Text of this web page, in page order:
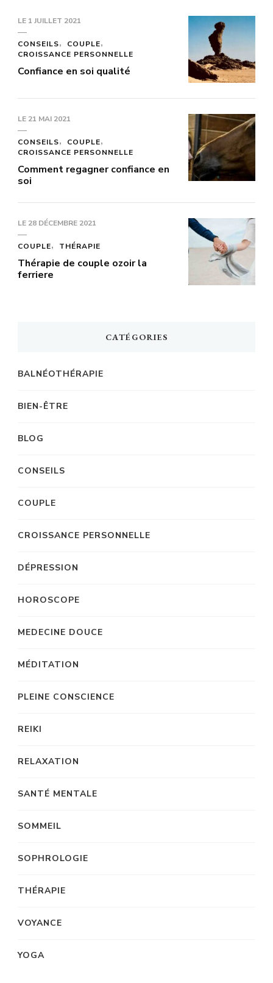
LE 1 JUILLET 2021
CONSEILS
COUPLE
CROISSANCE PERSONNELLE
Confiance en soi qualité
LE 21 MAI 2021
CONSEILS
COUPLE
CROISSANCE PERSONNELLE
Comment regagner confiance en
soi
LE 28 DÉCEMBRE 2021
COUPLE THÉRAPIE
Thérapie de couple ozoir la
ferriere
CATÉGORIES
BALNÉOTHÉRAPIE
BIEN-ÊTRE
BLOG
CONSEILS
COUPLE
CROISSANCE PERSONNELLE
DÉPRESSION
HOROSCOPE
MEDECINE DOUCE
MÉDITATION
PLEINE CONSCIENCE
REIKI
RELAXATION
SANTÉ MENTALE
SOMMEIL
SOPHROLOGIE
THÉRAPIE
VOYANCE
YOGA